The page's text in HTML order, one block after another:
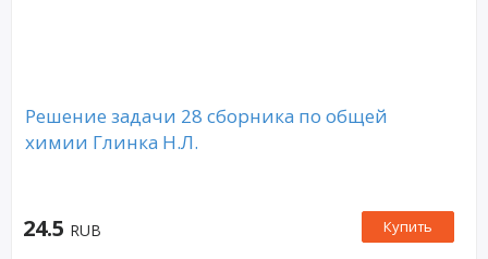
Решение задачи 28 сборника по общей
химии Глинка Н.Л.
24.5 RUB Купить